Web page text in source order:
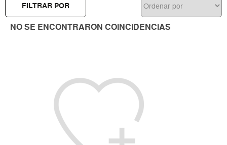
FILTRAR POR
NO SE ENCONTRARON COINCIDENCIAS